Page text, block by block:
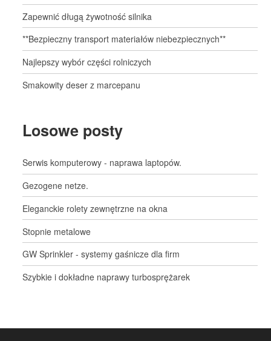
Zapewnić długą żywotność silnika
**Bezpieczny transport materiałów niebezpiecznych**
Najlepszy wybór części rolniczych
Smakowity deser z marcepanu
Losowe posty
Serwis komputerowy - naprawa laptopów.
Gezogene netze.
Eleganckie rolety zewnętrzne na okna
Stopnie metalowe
GW Sprinkler - systemy gaśnicze dla firm
Szybkie i dokładne naprawy turbosprężarek